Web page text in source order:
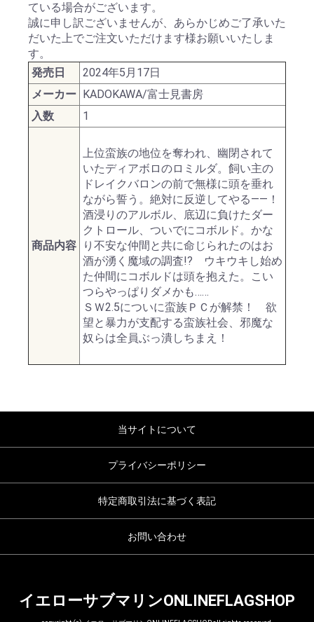
ている場合がございます。
誠に申し訳ございませんが、あらかじめご了承いた
だいた上でご注文いただけます様お願いいたしま
す。
発売日
2024年5月17日
メーカー KADOKAWA/富士見書房
入数
1
商品内容
上位蛮族の地位を奪われ、幽閉されて
いたディアボロのロミルダ。飼い主の
ドレイクバロンの前で無様に頭を垂れ
ながら誓う。絶対に反逆してやる――！
酒浸りのアルボル、底辺に負けたダー
クトロール、ついでにコボルド。かな
り不安な仲間と共に命じられたのはお
酒が湧く魔域の調査!? ウキウキし始め
た仲間にコボルドは頭を抱えた。こい
つらやっぱりダメかも……
ＳＷ2.5についに蛮族ＰＣが解禁！ 欲
望と暴力が支配する蛮族社会、邪魔な
奴らは全員ぶっ潰しちまえ！
当サイトについて
プライバシーポリシー
特定商取引法に基づく表記
お問い合わせ
イエローサブマリンONLINEFLAGSHOP